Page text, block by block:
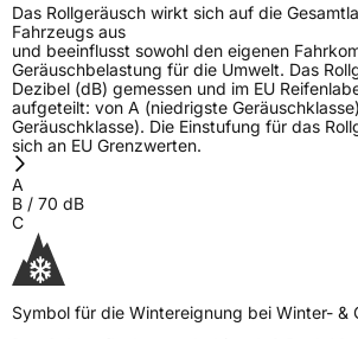
EisgripNein
EPREL ID722205
Allgemeine Produktsicherheit (GPSR)
Herstellerkontakt
Das Rollgeräusch wirkt sich auf die
Fahrzeugs aus
und beeinflusst sowohl den eigenen
Geräuschbelastung für die Umwelt. Das
Dezibel (dB) gemessen und im EU
aufgeteilt: von A (niedrigste
Geräuschklasse). Die Einstufung für das
sich an EU Grenzwerten.
A
B / 70 dB
C
Symbol für die Wintereignung bei Winter- &